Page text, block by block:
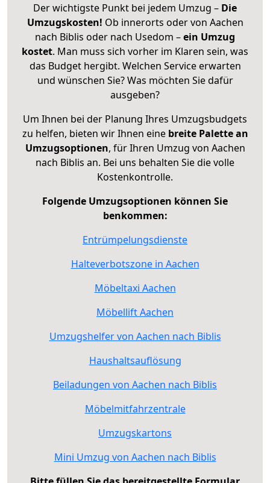
Der wichtigste Punkt bei jedem Umzug – Die
Umzugskosten! Ob innerorts oder von Aachen
nach Biblis oder nach Usedom –ein Umzug
kostet. Man muss sich vorher im Klaren sein, was
das Budget hergibt. Welchen Service erwarten
und wünschen Sie? Was möchten Sie dafür
ausgeben?
Um Ihnen bei der Planung Ihres Umzugsbudgets
zu helfen, bieten wir Ihnen eine breite Palette an
Umzugsoptionen, für Ihren Umzug von Aachen
nach Biblis an. Bei uns behalten Sie die volle
Kostenkontrolle.
Folgende Umzugsoptionen können Sie
benkommen:
Entrümpelungsdienste
Halteverbotszone in Aachen
Möbeltaxi Aachen
Möbellift Aachen
Umzugshelfer von Aachen nach Biblis
Haushaltsauflösung
Beiladungen von Aachen nach Biblis
Möbelmitfahrzentrale
Umzugskartons
Mini Umzug von Aachen nach Biblis